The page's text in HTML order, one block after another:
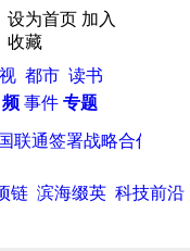
设为首页 加入
收藏
都市 读书
事件 专题
通签署战略合作协议
链 滨海缀英 科技前沿